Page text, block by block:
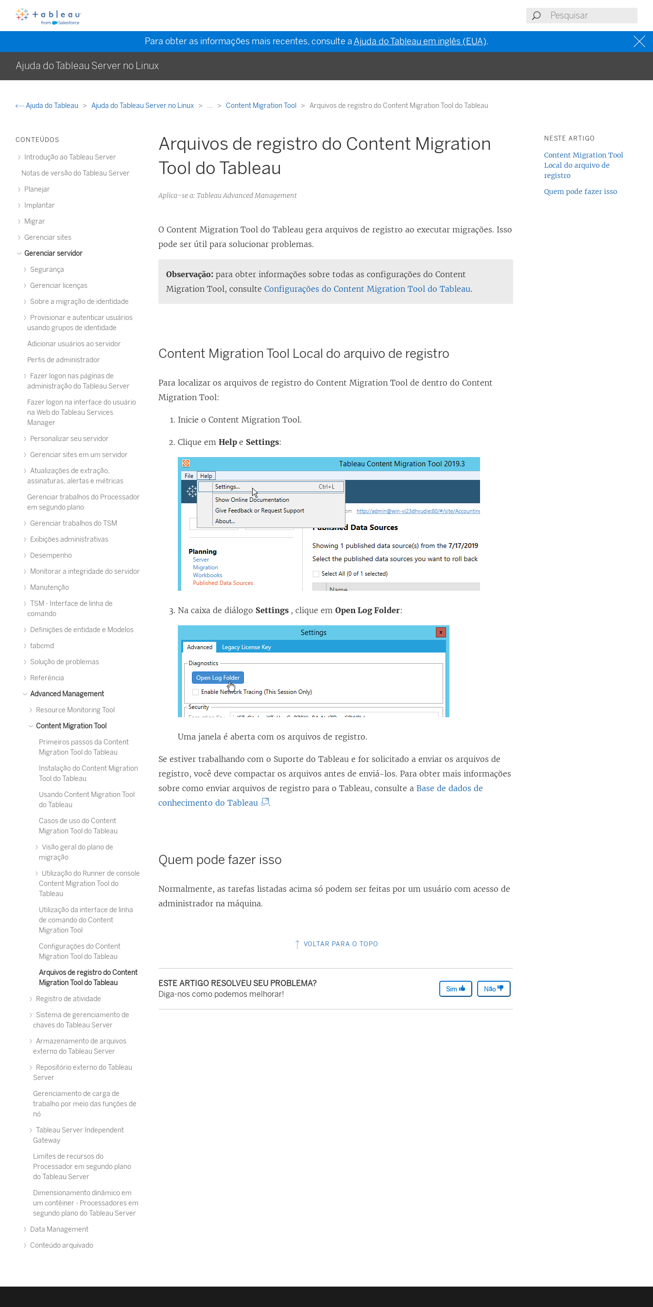
Para obter as informações mais recentes, consulte aAjuda do Tableau em inglês (EUA).
Ajuda do Tableau Server no Linux
Ajuda do Tableau Ajuda do Tableau Server no Linux ... Content Migration Tool Arquivos de registro do Content Migration Tool do Tableau
CONTEÚDOS
Introdução ao Tableau Server
Notas de versão do Tableau Server
Planejar
Implantar
Migrar
Gerenciar sites
Gerenciar servidor
Segurança
Gerenciar licenças
Sobre a migração de identidade
Provisionar e autenticar usuários
usando grupos de identidade
Adicionar usuários ao servidor
Perfis de administrador
Fazer logon nas páginas de
administração do Tableau Server
Fazer logon na interface do usuário
na Web do Tableau Services
Manager
Personalizar seu servidor
Gerenciar sites em um servidor
Atualizações de extração,
assinaturas, alertas e métricas
Gerenciar trabalhos do Processador
em segundo plano
Gerenciar trabalhos do TSM
Exibições administrativas
Desempenho
Monitorar a integridade do servidor
Manutenção
TSM - Interface de linha de
comando
Definições de entidade e Modelos
tabcmd
Solução de problemas
Referência
Advanced Management
Resource Monitoring Tool
Content Migration Tool
Primeiros passos da Content
Migration Tool do Tableau
Instalação do Content Migration
Tool do Tableau
Usando Content Migration Tool
do Tableau
Casos de uso do Content
Migration Tool do Tableau
Visão geral do plano de
migração
Utilização do Runner de console
Content Migration Tool do
Tableau
Utilização da interface de linha
de comando do Content
Migration Tool
Configurações do Content
Migration Tool do Tableau
Arquivos de registro do Content
Migration Tool do Tableau
Registro de atividade
Sistema de gerenciamento de
chaves do Tableau Server
Armazenamento de arquivos
externo do Tableau Server
Repositório externo do Tableau
Server
Gerenciamento de carga de
trabalho por meio das funções de
nó
Tableau Server Independent
Gateway
Limites de recursos do
Processador em segundo plano
do Tableau Server
Dimensionamento dinâmico em
um contêiner - Processadores em
segundo plano do Tableau Server
Data Management
Conteúdo arquivado
Arquivos de registro do Content Migration
Tool do Tableau
Aplica-se a: Tableau Advanced Management
OContent Migration Tool do Tableau gera arquivos de registro ao executar migrações. Isso
pode ser útil para solucionar problemas.
Observação: para obter informações sobre todas as configurações doContent
Migration Tool, consulteConfigurações do Content Migration Tool do Tableau.
Content Migration Tool Local do arquivo de registro
Para localizar os arquivos de registro doContent Migration Tool de dentro doContent
Migration Tool:
Inicie oContent Migration Tool.
Clique emHelpe Settings:
Na caixa de diálogo Settings , clique emOpen Log Folder:
Uma janela é aberta com os arquivos de registro.
Se estiver trabalhando com o Suporte do Tableau e for solicitado a enviar os arquivos de
registro, você deve compactar os arquivos antes de enviá-los. Para obter mais informações
sobre como enviar arquivos de registro para o Tableau, consulte aBase de dados de
conhecimento do Tableau (
n
a
b
n
o
v
.
Quem pode fazer isso
Normalmente, as tarefas listadas acima só podem ser feitas por um usuário com acesso de
administrador na máquina.
VOLTAR PARA O TOPO
ESTE ARTIGO RESOLVEU SEU PROBLEMA?
Diga-nos como podemos melhorar!
Sim Não
NESTE ARTIGO
Content Migration Tool
Local do arquivo de
registro
Quem pode fazer isso